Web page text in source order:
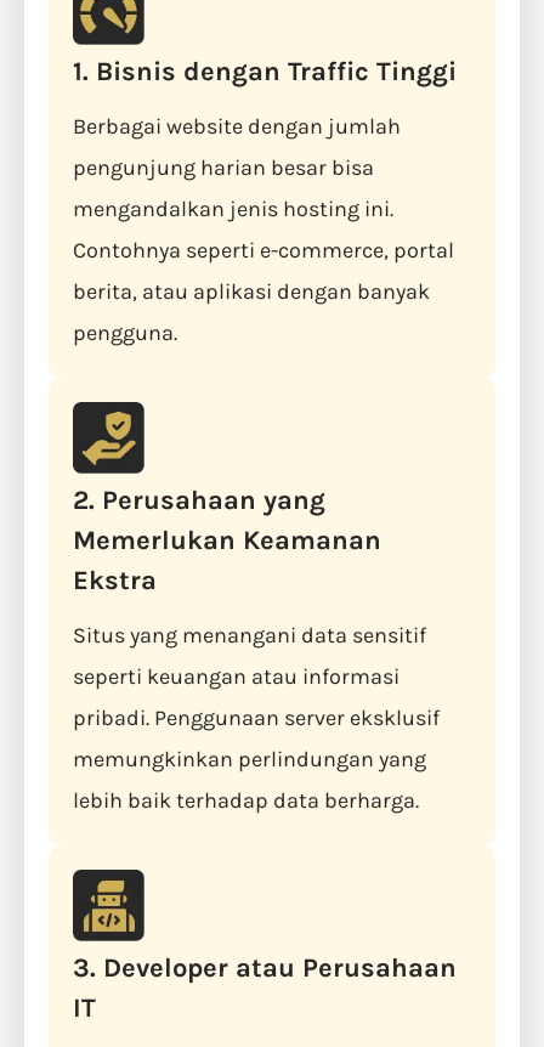
1. Bisnis dengan Traffic Tinggi
Berbagai website dengan jumlah
pengunjung harian besar bisa
mengandalkan jenis hosting ini.
Contohnya seperti e-commerce, portal
berita, atau aplikasi dengan banyak
pengguna.
2. Perusahaan yang
Memerlukan Keamanan
Ekstra
Situs yang menangani data sensitif
seperti keuangan atau informasi
pribadi. Penggunaan server eksklusif
memungkinkan perlindungan yang
lebih baik terhadap data berharga.
3. Developer atau Perusahaan
IT